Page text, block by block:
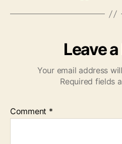
Leave
Your email address
Required fields
Comment *